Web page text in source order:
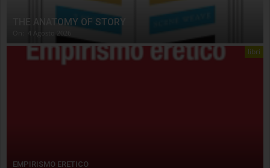
THE ANATOMY OF STORY
4 Agosto 2026
libri
EMPIRISMO ERETICO